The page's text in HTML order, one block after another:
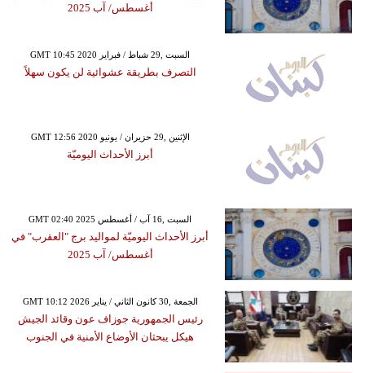
أغسطس/ آب 2025
GMT 10:45 2020 السبت ,29 شباط / فبراير
التصرف بطريقة عشوائية لن يكون سهلاً
GMT 12:56 2020 الإثنين ,29 حزيران / يونيو
أبرز الأحداث اليوميّة
GMT 02:40 2025 السبت ,16 آب / أغسطس
أبرز الأحداث اليوميّة لمواليد برج "العقرب" في
أغسطس/ آب 2025
GMT 10:12 2026 الجمعة ,30 كانون الثاني / يناير
رئيس الجمهورية جوزاف عون وقائد الجيش
هيكل يبحثان الأوضاع الأمنية في الجنوب